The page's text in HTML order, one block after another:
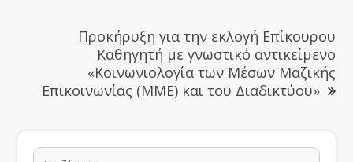
Προκήρυξη για την εκλογή Επίκουρου
Καθηγητή με γνωστικό αντικείμενο
«Κοινωνιολογία των Μέσων Μαζικής
Επικοινωνίας (ΜΜΕ) και του Διαδικτύου»